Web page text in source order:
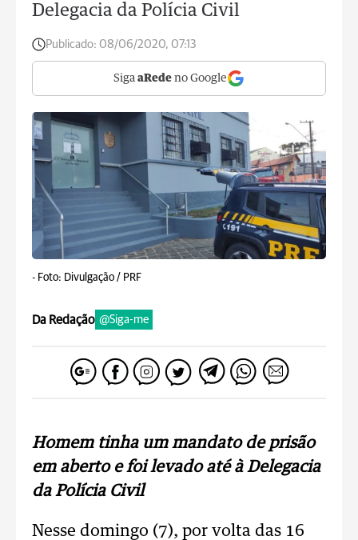
Delegacia da Polícia Civil
Publicado: 08/06/2020, 07:13
Siga aRede no Google
- Foto: Divulgação / PRF
Da Redação @Siga-me
Homem tinha um mandato de prisão
em aberto e foi levado até à Delegacia
da Polícia Civil
Nesse domingo (7), por volta das 16